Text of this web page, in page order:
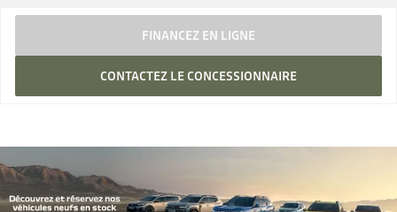
FINANCEZ EN LIGNE
CONTACTEZ LE CONCESSIONNAIRE